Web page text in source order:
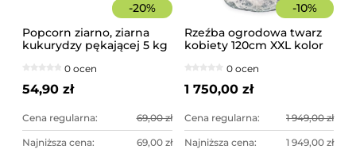
-20%
Popcorn ziarno, ziarna
kukurydzy pękającej 5 kg
0 ocen
54,90 zł
Cena regularna: 69,00 zł
Najniższa cena: 69,00 zł
-10%
Rzeźba ogrodowa twarz
kobiety 120cm XXL kolor
imponująca dekoracja
ogrodowa
0 ocen
1 750,00 zł
Cena regularna: 1 949,00 zł
Najniższa cena: 1 949,00 zł